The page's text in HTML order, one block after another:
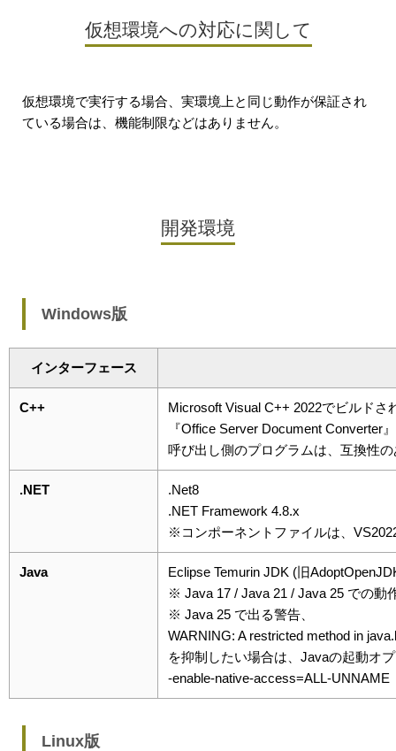
仮想環境への対応に関して
仮想環境で実行する場合、実環境上と同じ動作が保証され
ている場合は、機能制限などはありません。
開発環境
Windows版
インターフェース
C++
Microsoft Visual C++ 2022でビルドさ
『Office Server Document Converter
呼び出し側のプログラムは、互換性
.NET
.Net8
.NET Framework 4.8.x
※コンポーネントファイルは、
Java
Eclipse Temurin JDK (旧
※ Java 17 / Java 21 / Java 25 での動
※ Java 25 で出る警告、
WARNING: A restricted method in
を抑制したい場合は、Javaの起動オ
-enable-native-access=ALL-UNNAME
Linux版